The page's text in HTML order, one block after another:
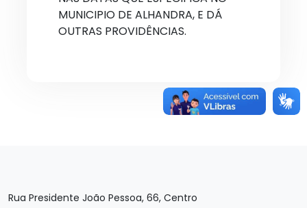
MUNICIPIO DE ALHANDRA, E DÁ
OUTRAS PROVIDÊNCIAS.
Rua Presidente João Pessoa, 66, Centro